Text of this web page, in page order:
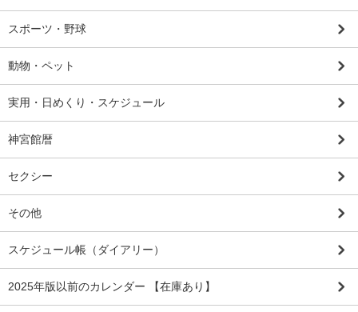
スポーツ・野球
動物・ペット
実用・日めくり・スケジュール
神宮館暦
セクシー
その他
スケジュール帳（ダイアリー）
2025年版以前のカレンダー 【在庫あり】